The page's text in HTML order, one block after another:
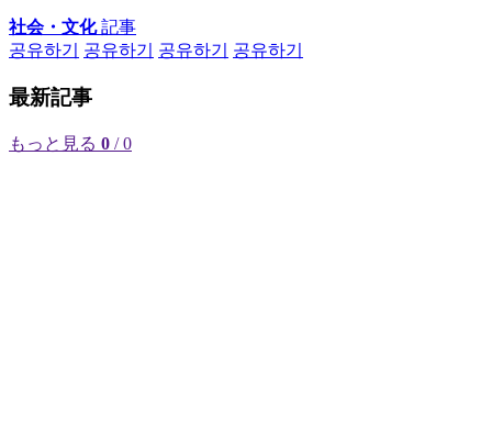
社会・文化記事
공유하기
공유하기 공유하기 공유하기
最新記事
もっと見る 0 / 0